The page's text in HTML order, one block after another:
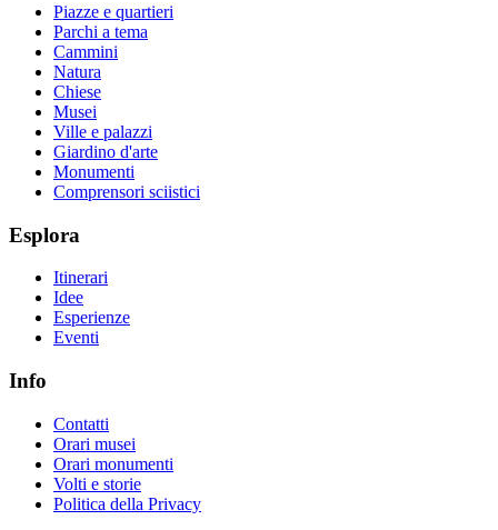
Piazze e quartieri
Parchi a tema
Cammini
Natura
Chiese
Musei
Ville e palazzi
Giardino d'arte
Monumenti
Comprensori sciistici
Esplora
Itinerari
Idee
Esperienze
Eventi
Info
Contatti
Orari musei
Orari monumenti
Volti e storie
Politica della Privacy